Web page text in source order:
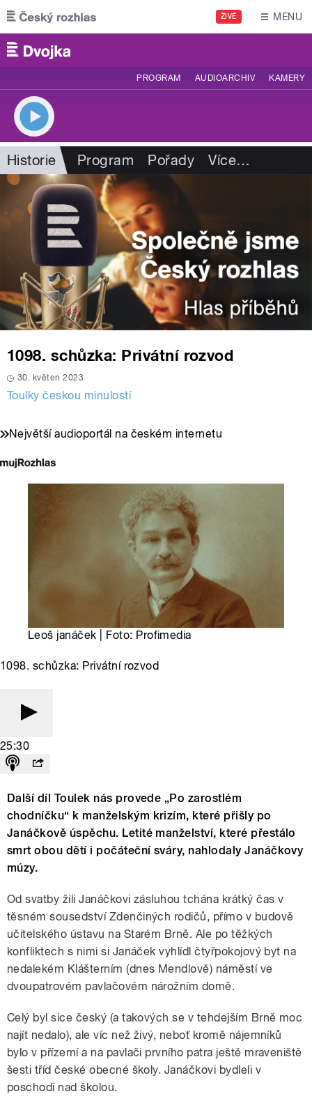
Přejít k hlavnímu obsahu
ŽIVĚ MENU
PROGRAM AUDIOARCHIV KAMERY
Historie Program Pořady Více…
1098. schůzka: Privátní rozvod
30. květen 2023
Toulky českou minulostí
Největší audioportál na českém internetu
Leoš janáček | Foto: Profimedia
1098. schůzka: Privátní rozvod
25:30
Další díl Toulek nás provede „Po zarostlém
chodníčku“ k manželským krizím, které přišly po
Janáčkově úspěchu. Letité manželství, které přestálo
smrt obou dětí i počáteční sváry, nahlodaly Janáčkovy
múzy.
Od svatby žili Janáčkovi zásluhou tchána krátký čas v
těsném sousedství Zdenčiných rodičů, přímo v budově
učitelského ústavu na Starém Brně. Ale po těžkých
konfliktech s nimi si Janáček vyhlídl čtyřpokojový byt na
nedalekém Klášterním (dnes Mendlově) náměstí ve
dvoupatrovém pavlačovém nárožním domě.
Celý byl sice český (a takových se v tehdejším Brně moc
najít nedalo), ale víc než živý, neboť kromě nájemníků
bylo v přízemí a na pavlači prvního patra ještě mraveniště
šesti tříd české obecné školy. Janáčkovi bydleli v
poschodí nad školou.